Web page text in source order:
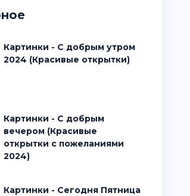
Картинки - С добрым утром
2024 (Красивые открытки)
Картинки - С добрым
вечером (Красивые
открытки с пожеланиями
2024)
Картинки - Сегодня Пятница